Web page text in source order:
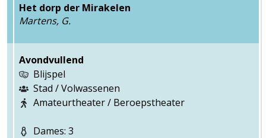
Het dorp der Mirakelen
Martens, G.
Avondvullend
Blijspel
Stad / Volwassenen
Amateurtheater / Beroepstheater
Dames: 3